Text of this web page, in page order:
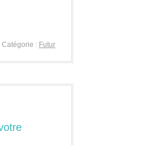
Catégorie : Futur